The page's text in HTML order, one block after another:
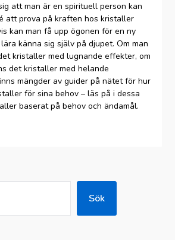
att man är en spirituell person kan
att prova på kraften hos kristaller
kan man få upp ögonen för en ny
känna sig själv på djupet. Om man
kristaller med lugnande effekter, om
det kristaller med helande
mängder av guider på nätet för hur
för sina behov – läs på i dessa
baserat på behov och ändamål.
Sök